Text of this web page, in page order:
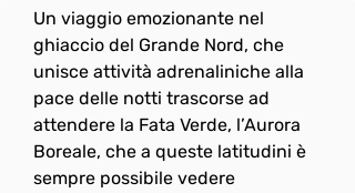
necessario, per attendere eventuali
"ritardatari"; ciò non
esenta però i più “pigri” a fare del loro
meglio per non distaccarsi troppo dal
gruppo e rallentare
eccessivamente le attività.
Un viaggio emozionante nel
ghiaccio del Grande Nord, che
unisce attività adrenaliniche alla
pace delle notti trascorse ad
attendere la Fata Verde, l’Aurora
Boreale, che a queste latitudini è
sempre possibile vedere